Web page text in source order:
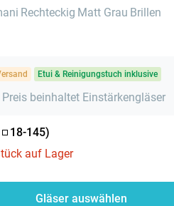
Rechteckig Matt Grau Brillen
Etui & Reinigungstuch inklusive
Preis beinhaltet Einstärkengläser
18-145)
auf Lager
Gläser auswählen